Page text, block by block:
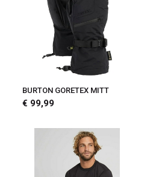
BURTON GORETEX MITT
€ 99,99